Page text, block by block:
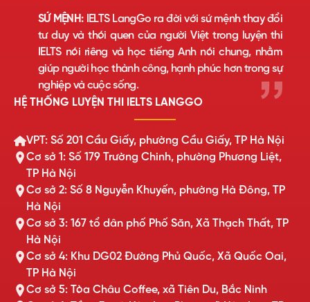
SỨ MỆNH:IELTS LangGo ra đời với sứ mệnh thay đổi
tư duy và thói quen của người Việt trong luyện thi
IELTS nói riêng và học tiếng Anh nói chung, nhằm
giúp người học thành công, hạnh phúc hơn trong sự
nghiệp và cuộc sống.
HỆ THỐNG LUYỆN THI IELTS LANGGO
VPT: Số 201 Cầu Giấy, phường Cầu Giấy, TP Hà Nội
Cơ sở 1: Số 179 Trường Chinh, phường Phương Liệt,
TP Hà Nội
Cơ sở 2: Số 8 Nguyễn Khuyến, phường Hà Đông, TP
Hà Nội
Cơ sở 3: 167 tổ dân phố Phố Săn, Xã Thạch Thất, TP
Hà Nội
Cơ sở 4: Khu DG02 Đường Phủ Quốc, Xã Quốc Oai,
TP Hà Nội
Cơ sở 5: Tòa Châu Coffee, xã Tiên Du, Bắc Ninh